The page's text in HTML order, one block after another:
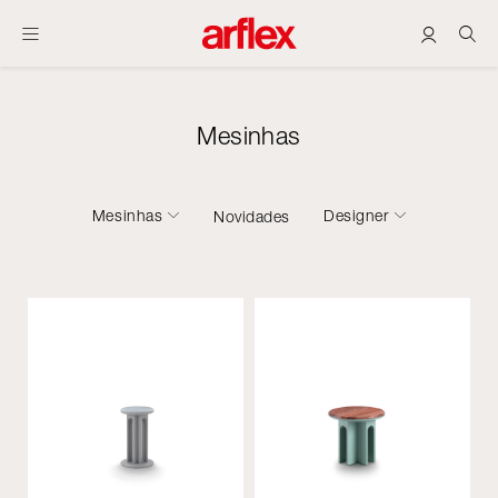
Mesinhas
Mesinhas Novidades Designer